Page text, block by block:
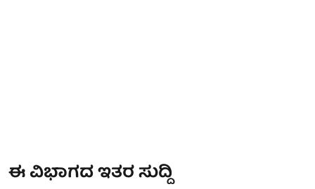
ಈ ವಿಭಾಗದ ಇತರ ಸುದ್ದಿ